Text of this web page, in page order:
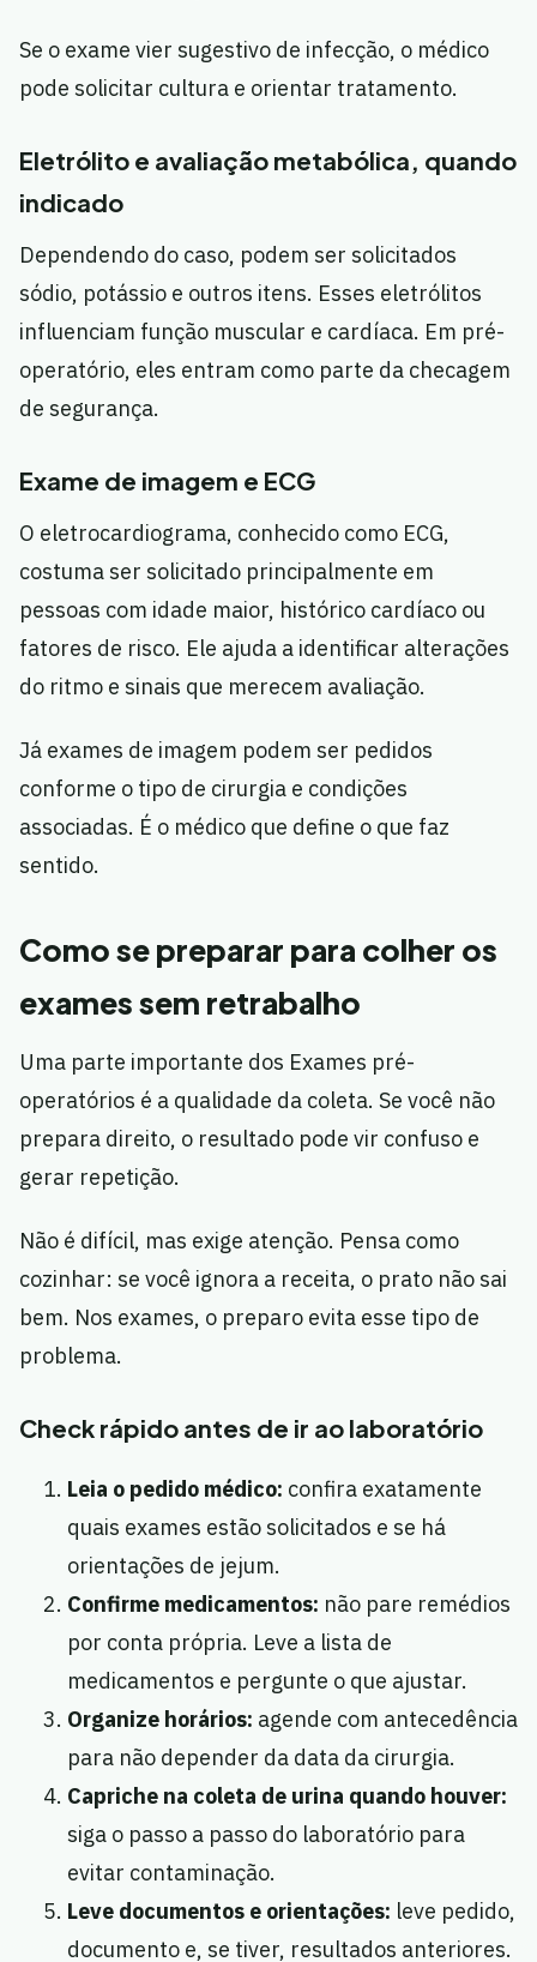
Se o exame vier sugestivo de infecção, o médico
pode solicitar cultura e orientar tratamento.
Eletrólito e avaliação metabólica, quando
indicado
Dependendo do caso, podem ser solicitados
sódio, potássio e outros itens. Esses eletrólitos
influenciam função muscular e cardíaca. Em pré-
operatório, eles entram como parte da checagem
de segurança.
Exame de imagem e ECG
O eletrocardiograma, conhecido como ECG,
costuma ser solicitado principalmente em
pessoas com idade maior, histórico cardíaco ou
fatores de risco. Ele ajuda a identificar alterações
do ritmo e sinais que merecem avaliação.
Já exames de imagem podem ser pedidos
conforme o tipo de cirurgia e condições
associadas. É o médico que define o que faz
sentido.
Como se preparar para colher os
exames sem retrabalho
Uma parte importante dos Exames pré-
operatórios é a qualidade da coleta. Se você não
prepara direito, o resultado pode vir confuso e
gerar repetição.
Não é difícil, mas exige atenção. Pensa como
cozinhar: se você ignora a receita, o prato não sai
bem. Nos exames, o preparo evita esse tipo de
problema.
Check rápido antes de ir ao laboratório
Leia o pedido médico: confira exatamente
quais exames estão solicitados e se há
orientações de jejum.
Confirme medicamentos: não pare remédios
por conta própria. Leve a lista de
medicamentos e pergunte o que ajustar.
Organize horários: agende com antecedência
para não depender da data da cirurgia.
Capriche na coleta de urina quando houver:
siga o passo a passo do laboratório para
evitar contaminação.
Leve documentos e orientações: leve pedido,
documento e, se tiver, resultados anteriores.